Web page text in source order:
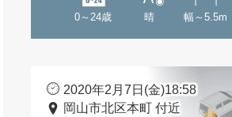
0～24歳 晴 幅～5.5m
2020年2月7日(金)18:58
岡山市北区本町 付近